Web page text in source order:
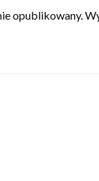
opublikowany.